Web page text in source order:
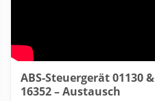
ABS-Steuergerät 01130 &
16352 – Austausch